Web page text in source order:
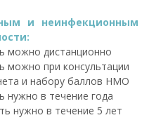
и неинфекционным
можно дистанционно
можно при консультации
и набору баллов НМО
в течение года
нужно в течение 5 лет